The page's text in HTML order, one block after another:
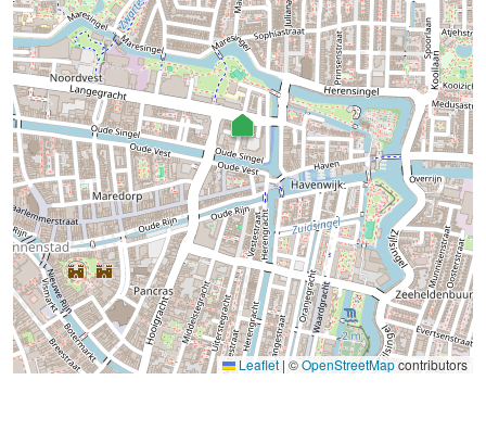
Leaflet | ©OpenStreetMapcontributors